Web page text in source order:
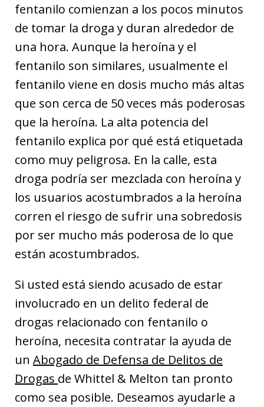
fentanilo comienzan a los pocos minutos
de tomar la droga y duran alrededor de
una hora. Aunque la heroína y el
fentanilo son similares, usualmente el
fentanilo viene en dosis mucho más altas
que son cerca de 50 veces más poderosas
que la heroína. La alta potencia del
fentanilo explica por qué está etiquetada
como muy peligrosa. En la calle, esta
droga podría ser mezclada con heroína y
los usuarios acostumbrados a la heroína
corren el riesgo de sufrir una sobredosis
por ser mucho más poderosa de lo que
están acostumbrados.
Si usted está siendo acusado de estar
involucrado en un delito federal de
drogas relacionado con fentanilo o
heroína, necesita contratar la ayuda de
un Abogado de Defensa de Delitos de
Drogas de Whittel & Melton tan pronto
como sea posible. Deseamos ayudarle a